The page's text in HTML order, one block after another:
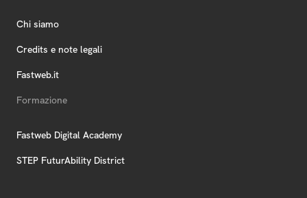
Chi siamo
Credits e note legali
Fastweb.it
Formazione
Fastweb Digital Academy
STEP FuturAbility District